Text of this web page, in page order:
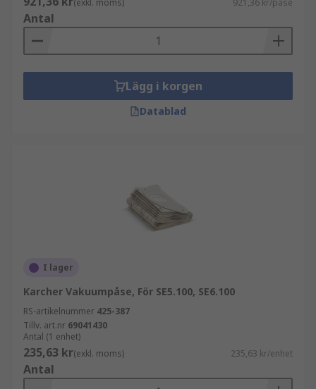
(exkl. moms) 921,36 kr/påse
Antal
Lägg i korgen
Datablad
I lager
Karcher Vakuumpåse, För SE5.100, SE6.100
RS-artikelnummer 425-387
Tillv. art.nr 69041430
Antal (1 enhet)
235,63 kr(exkl. moms) 235,63 kr/enhet
Antal